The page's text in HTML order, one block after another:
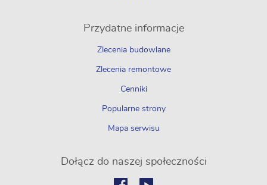
Przydatne informacje
Zlecenia budowlane
Zlecenia remontowe
Cenniki
Popularne strony
Mapa serwisu
Dołącz do naszej społeczności